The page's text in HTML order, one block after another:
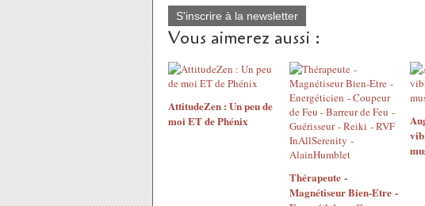
S'inscrire à la newsletter
Vous aimerez aussi :
AttitudeZen : Un peu de
moi ET de Phénix
Thérapeute -
Magnétiseur Bien-Etre -